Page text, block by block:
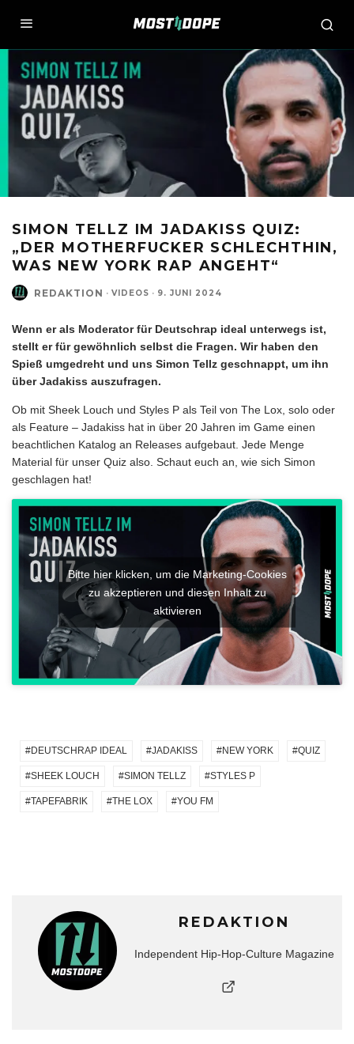
SIMON TELLZ IM JADAKISS QUIZ:
„DER MOTHERFUCKER SCHLECHTHIN,
WAS NEW YORK RAP ANGEHT“
REDAKTION · VIDEOS · 9. JUNI 2024
Wenn er als Moderator für Deutschrap ideal unterwegs ist,
stellt er für gewöhnlich selbst die Fragen. Wir haben den
Spieß umgedreht und uns Simon Tellz geschnappt, um ihn
über Jadakiss auszufragen.
Ob mit Sheek Louch und Styles P als Teil von The Lox, solo oder
als Feature – Jadakiss hat in über 20 Jahren im Game einen
beachtlichen Katalog an Releases aufgebaut. Jede Menge
Material für unser Quiz also. Schaut euch an, wie sich Simon
geschlagen hat!
Bitte hier klicken, um die Marketing-Cookies
zu akzeptieren und diesen Inhalt zu
aktivieren
DEUTSCHRAP IDEAL JADAKISS NEW YORK QUIZ
SHEEK LOUCH SIMON TELLZ STYLES P
TAPEFABRIK THE LOX YOU FM
REDAKTION
Independent Hip-Hop-Culture Magazine